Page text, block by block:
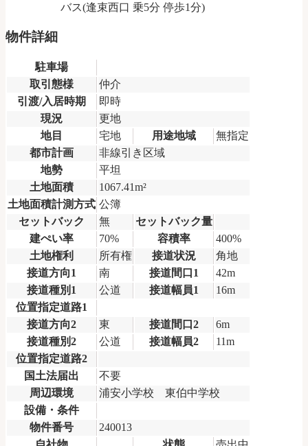
バス(逢束西口 乗5分 停歩1分)
物件詳細
駐車場
取引態様
仲介
引渡/入居時期
即時
現況
更地
地目
宅地 用途地域
無指定
都市計画
非線引き区域
地勢
平坦
土地面積
1067.41m²
土地面積計測方式 公簿
セットバック
無
セットバック量
建ぺい率
70% 容積率
400%
土地権利
所有権 接道状況
角地
接道方向1
南 接道間口1
42m
接道種別1
公道 接道幅員1
16m
位置指定道路1
接道方向2
東 接道間口2
6m
接道種別2
公道 接道幅員2
11m
位置指定道路2
国土法届出
不要
周辺環境
浦安小学校 東伯中学校
設備・条件
物件番号
240013